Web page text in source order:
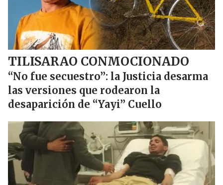
TILISARAO CONMOCIONADO
“No fue secuestro”: la Justicia desarma
las versiones que rodearon la
desaparición de “Yayi” Cuello